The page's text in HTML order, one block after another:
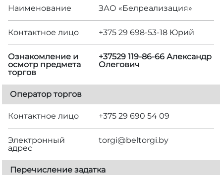
Наименование ЗАО «Белреализация»
Контактное лицо +375 29 698-53-18 Юрий
Ознакомление и
осмотр предмета
торгов
+37529 119-86-66 Александр
Олегович
Оператор торгов
Контактное лицо +375 29 690 54 09
Электронный
адрес
torgi@beltorgi.by
Перечисление задатка